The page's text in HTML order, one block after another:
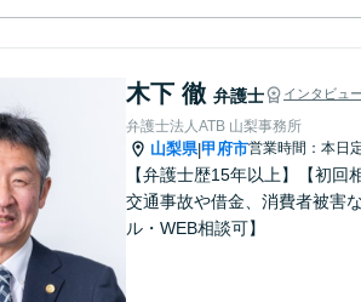
木下 徹 弁護士 インタビュ
弁護士法人ATB 山梨事務所
山梨県|甲府市営業時間：本日
【弁護士歴15年以上】【初
交通事故や借金、消費者被害
ル・WEB相談可】